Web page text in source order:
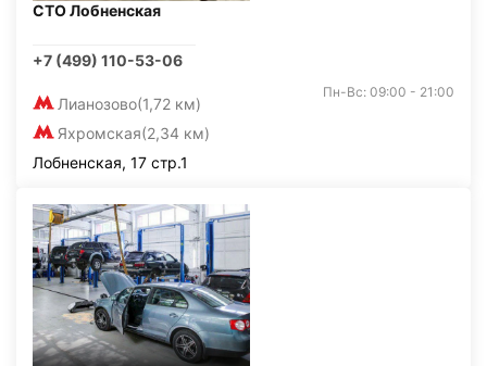
СТО Лобненская
+7 (499) 110-53-06
Лианозово(1,72 км)
Яхромская(2,34 км)
Пн-Вс: 09:00 - 21:00
Лобненская, 17 стр.1